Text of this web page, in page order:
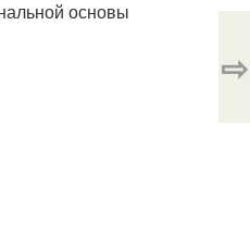
основы
⇨